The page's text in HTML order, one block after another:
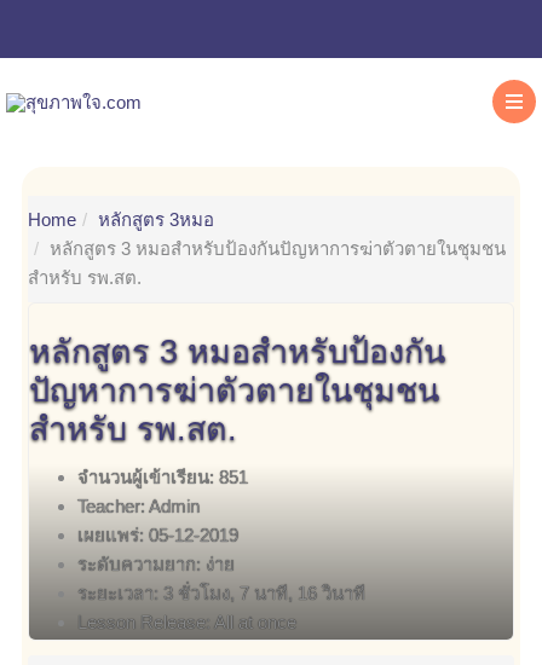
Home
หลักสูตร 3หมอ
หลักสูตร 3 หมอสำหรับป้องกันปัญหาการฆ่าตัวตายในชุมชน
สำหรับ รพ.สต.
หลักสูตร 3 หมอสำหรับป้องกัน
ปัญหาการฆ่าตัวตายในชุมชน
สำหรับ รพ.สต.
จำนวนผู้เข้าเรียน: 851
Teacher:Admin
เผยแพร่: 05-12-2019
ระดับความยาก: ง่าย
ระยะเวลา: 3 ชั่วโมง, 7 นาที, 16 วินาที
Lesson Release: All at once